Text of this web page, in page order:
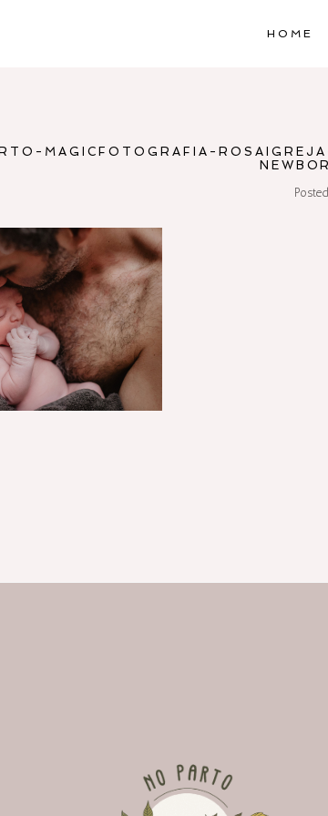
HOME
MAGICFOTOGRAFIA-